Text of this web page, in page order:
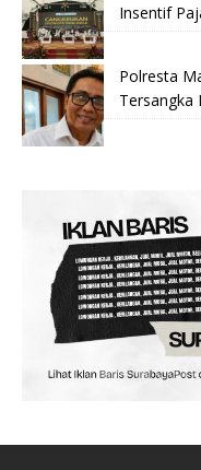
Insentif
Polresta
Tersangka